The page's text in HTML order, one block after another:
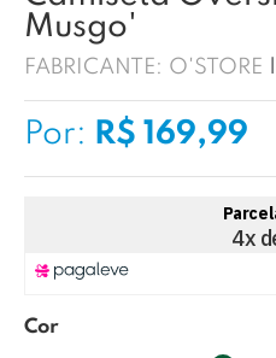
Musgo'
FABRICANTE: O'STORE
Por: R$ 169,99
Cor